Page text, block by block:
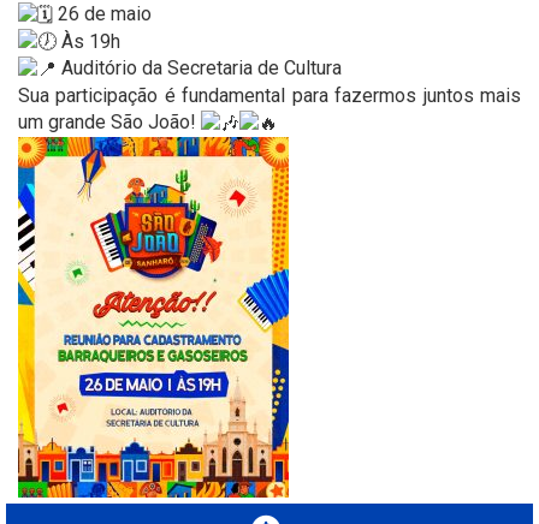
26 de maio
Às 19h
Auditório da Secretaria de Cultura
Sua participação é fundamental para fazermos juntos mais
um grande São João!